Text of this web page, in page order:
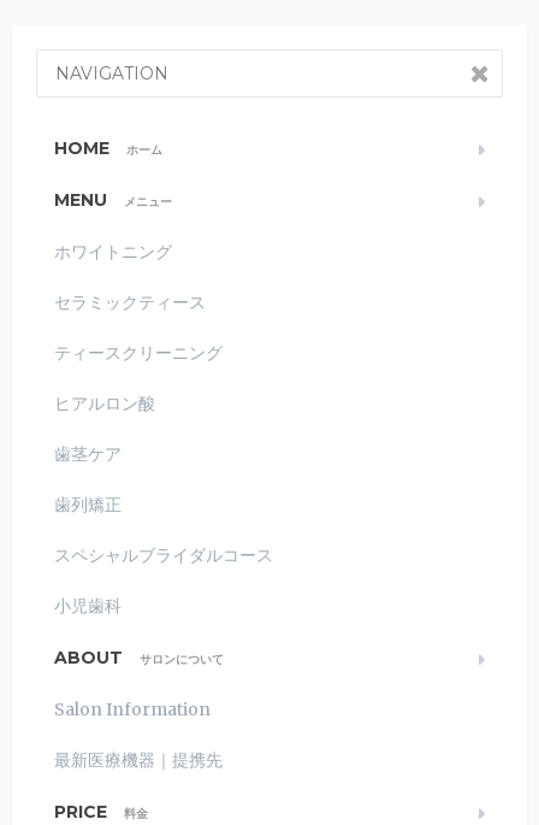
NAVIGATION
HOME ホーム
MENU メニュー
ホワイトニング
セラミックティース
ティースクリーニング
ヒアルロン酸
歯茎ケア
歯列矯正
スペシャルブライダルコース
小児歯科
ABOUT サロンについて
Salon Information
最新医療機器｜提携先
PRICE 料金